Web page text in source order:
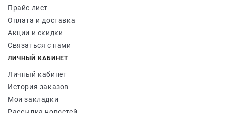
Прайс лист
Оплата и доставка
Акции и скидки
Связаться с нами
ЛИЧНЫЙ КАБИНЕТ
Личный кабинет
История заказов
Мои закладки